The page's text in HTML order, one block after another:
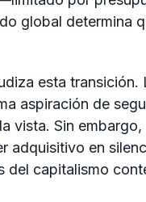
global determina
esta
aspiración de
vista. Sin
adquisitivo en
del capitalismo